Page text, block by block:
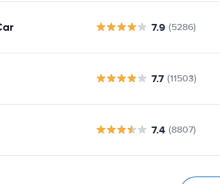
7.9 (5286)
7.7 (11503)
7.4 (8807)